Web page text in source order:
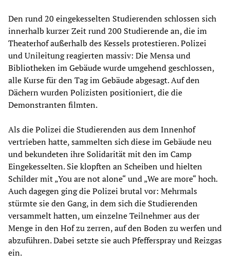
Den rund 20 eingekesselten Studierenden schlossen sich
innerhalb kurzer Zeit rund 200 Studierende an, die im
Theaterhof außerhalb des Kessels protestieren. Polizei
und Unileitung reagierten massiv: Die Mensa und
Bibliotheken im Gebäude wurde umgehend geschlossen,
alle Kurse für den Tag im Gebäude abgesagt. Auf den
Dächern wurden Polizisten positioniert, die die
Demonstranten filmten.
Als die Polizei die Studierenden aus dem Innenhof
vertrieben hatte, sammelten sich diese im Gebäude neu
und bekundeten ihre Solidarität mit den im Camp
Eingekesselten. Sie klopften an Scheiben und hielten
Schilder mit „You are not alone“ und „We are more“ hoch.
Auch dagegen ging die Polizei brutal vor: Mehrmals
stürmte sie den Gang, in dem sich die Studierenden
versammelt hatten, um einzelne Teilnehmer aus der
Menge in den Hof zu zerren, auf den Boden zu werfen und
abzuführen. Dabei setzte sie auch Pfefferspray und Reizgas
ein.